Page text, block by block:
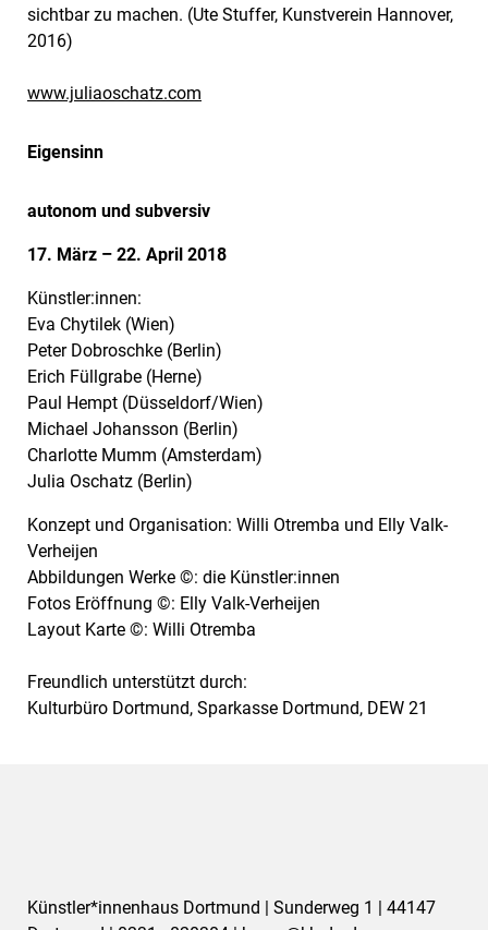
sichtbar zu machen. (Ute Stuffer, Kunstverein Hannover,
2016)
www.juliaoschatz.com
Eigensinn
autonom und subversiv
17. März – 22. April 2018
Künstler:innen:
Eva Chytilek (Wien)
Peter Dobroschke (Berlin)
Erich Füllgrabe (Herne)
Paul Hempt (Düsseldorf/Wien)
Michael Johansson (Berlin)
Charlotte Mumm (Amsterdam)
Julia Oschatz (Berlin)
Konzept und Organisation: Willi Otremba und Elly Valk-
Verheijen
Abbildungen Werke ©: die Künstler:innen
Fotos Eröffnung ©: Elly Valk-Verheijen
Layout Karte ©: Willi Otremba
Freundlich unterstützt durch:
Kulturbüro Dortmund, Sparkasse Dortmund, DEW 21
Künstler*innenhaus Dortmund | Sunderweg 1 | 44147